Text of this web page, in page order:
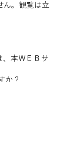
ん。観覧は立
、本ＷＥＢサ
か？